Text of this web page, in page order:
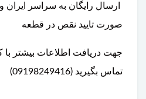
ارسال رایگان به سراسر
صورت تایید نقص در قطعه
جهت دریافت اطلاعات بیشتر
تماس بگیرید (09198249416)